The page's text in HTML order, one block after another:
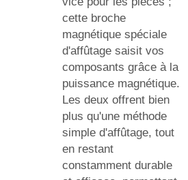
cette broche
magnétique spéciale
d'affûtage saisit vos
composants grâce à la
puissance magnétique.
Les deux offrent bien
plus qu'une méthode
simple d'affûtage, tout
en restant
constamment durable